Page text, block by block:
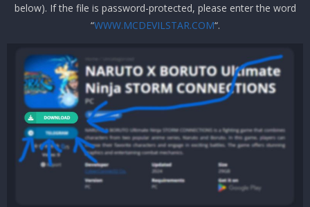
below). If the file is password-protected, please enter the word
“WWW.MCDEVILSTAR.COM“.